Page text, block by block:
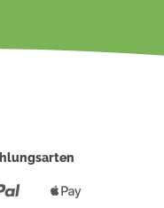
Paypal